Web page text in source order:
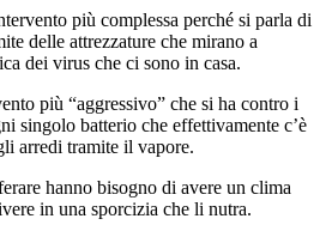
più complessa perché si parla di
delle attrezzature che mirano a
dei virus che ci sono in casa.
più “aggressivo” che si ha contro i
singolo batterio che effettivamente c’è
arredi tramite il vapore.
hanno bisogno di avere un clima
in una sporcizia che li nutra.